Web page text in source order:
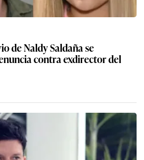
de Naldy Saldaña se
contra exdirector del